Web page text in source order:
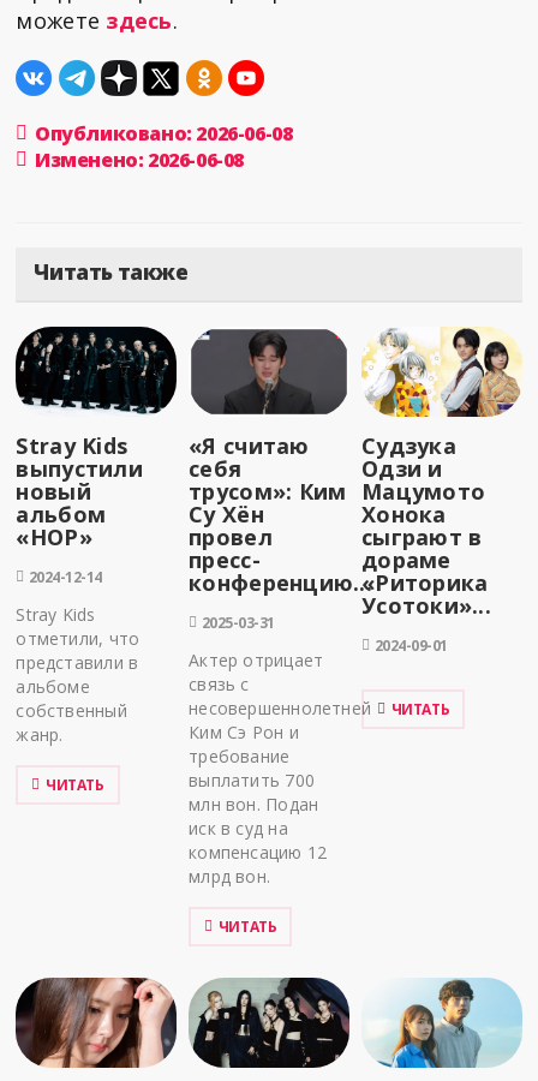
можете здесь.
Опубликовано: 2026-06-08
Изменено: 2026-06-08
Читать также
Stray Kids
выпустили
новый
альбом
«HOP»
2024-12-14
Stray Kids
отметили, что
представили в
альбоме
собственный
жанр.
ЧИТАТЬ
«Я считаю
себя
трусом»: Ким
Су Хён
провел
пресс-
конференцию...
2025-03-31
Актер отрицает
связь с
несовершеннолетней
Ким Сэ Рон и
требование
выплатить 700
млн вон. Подан
иск в суд на
компенсацию 12
млрд вон.
ЧИТАТЬ
Судзука
Одзи и
Мацумото
Хонока
сыграют в
дораме
«Риторика
Усотоки»...
2024-09-01
ЧИТАТЬ